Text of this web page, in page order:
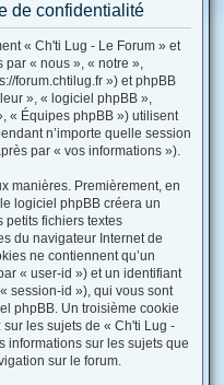
de confidentialité
« Ch'ti Lug - Le Forum » et
par « nous », « notre »,
forum.chtilug.fr ») et phpBB
», « logiciel phpBB »,
« Équipes phpBB ») utilisent
n’importe quelle session
par « vos informations »).
manières. Premièrement, en
logiciel phpBB créera un
petits fichiers textes
du navigateur Internet de
ne contiennent qu’un
« user-id ») et un identifiant
session-id »), qui vous sont
phpBB. Un troisième cookie
les sujets de « Ch'ti Lug -
informations sur les sujets que
sur le forum.